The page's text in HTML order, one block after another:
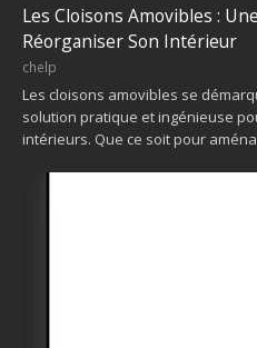
Les Cloisons Amovibles :
Réorganiser Son Intérieur
chelp
Les cloisons amovibles se
solution pratique et ingénieuse
intérieurs. Que ce soit pour